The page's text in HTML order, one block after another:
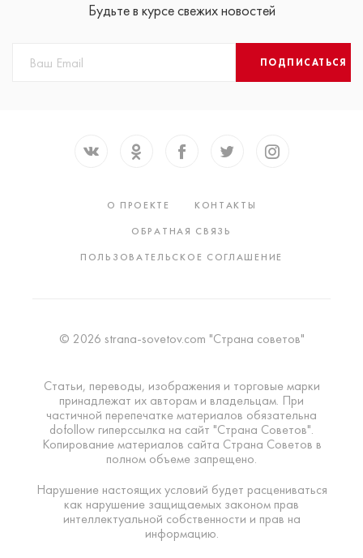
Будьте в курсе свежих новостей
ПОДПИСАТЬСЯ
О ПРОЕКТЕ
КОНТАКТЫ
ОБРАТНАЯ СВЯЗЬ
ПОЛЬЗОВАТЕЛЬСКОЕ СОГЛАШЕНИЕ
© 2026 strana-sovetov.com "Страна советов"
Статьи, переводы, изображения и торговые марки
принадлежат их авторам и владельцам. При
частичной перепечатке материалов обязательна
dofollow гиперссылка на сайт "Страна Советов".
Копирование материалов сайта Страна Советов в
полном объеме запрещено.
Нарушение настоящих условий будет расцениваться
как нарушение защищаемых законом прав
интеллектуальной собственности и прав на
информацию.